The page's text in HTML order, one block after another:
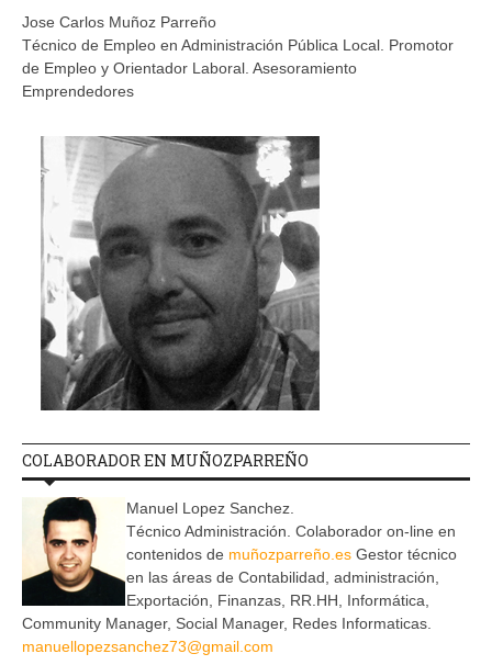
Jose Carlos Muñoz Parreño
Técnico de Empleo en Administración Pública Local. Promotor
de Empleo y Orientador Laboral. Asesoramiento
Emprendedores
COLABORADOR EN MUÑOZPARREÑO
Manuel Lopez Sanchez.
Técnico Administración. Colaborador on-line en
contenidos de muñozparreño.es Gestor técnico
en las áreas de Contabilidad, administración,
Exportación, Finanzas, RR.HH, Informática,
Community Manager, Social Manager, Redes Informaticas.
manuellopezsanchez73@gmail.com